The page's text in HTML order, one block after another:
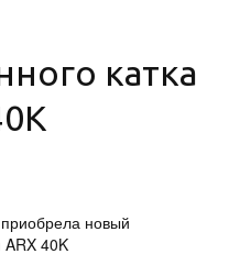
катка
новый
ARX 40K